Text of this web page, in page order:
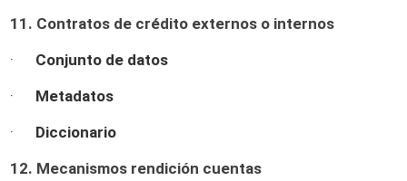
11. Contratos de crédito externos o internos
· Conjunto de datos
· Metadatos
· Diccionario
12. Mecanismos rendición cuentas